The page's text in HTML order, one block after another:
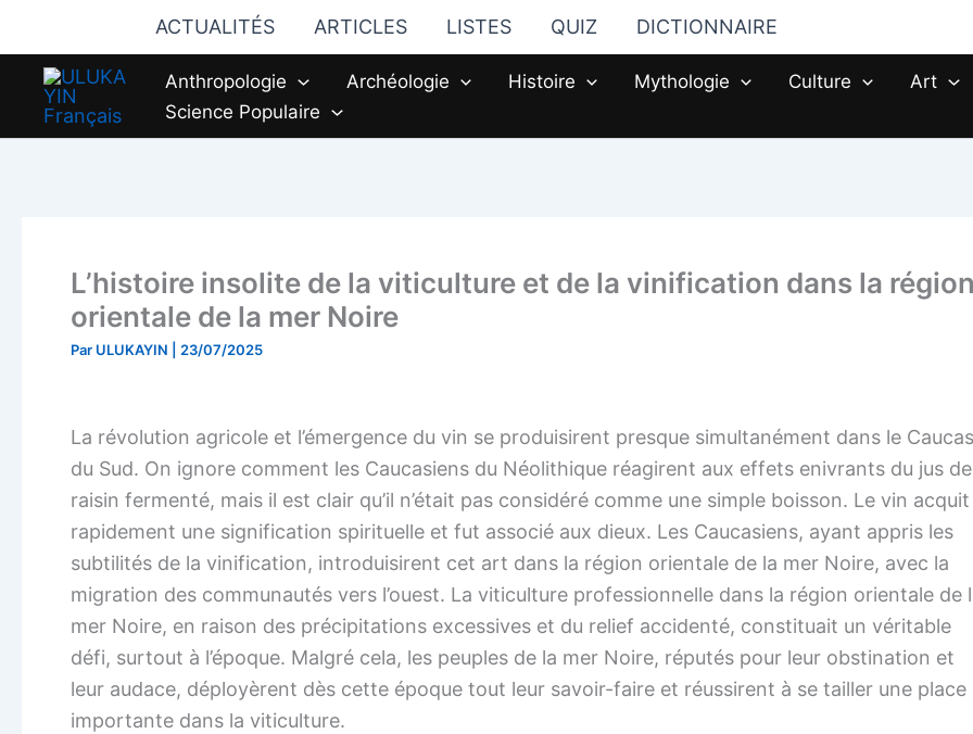
contenu
ACTUALITÉS ARTICLES LISTES QUIZ DICTIONNAIRE
Anthropologie Archéologie Histoire Mythologie Culture
Art
Science Populaire
L’histoire insolite de la viticulture et de la vinification dans la
orientale de la mer Noire
Par ULUKAYIN 23/07/2025
La révolution agricole et l’émergence du vin se produisirent presque simultanément dans le
du Sud. On ignore comment les Caucasiens du Néolithique réagirent aux effets enivrants du jus de
raisin fermenté, mais il est clair qu’il n’était pas considéré comme une simple boisson. Le vin acquit
rapidement une signification spirituelle et fut associé aux dieux. Les Caucasiens, ayant appris les
subtilités de la vinification, introduisirent cet art dans la région orientale de la mer Noire, avec la
migration des communautés vers l’ouest. La viticulture professionnelle dans la région orientale de
mer Noire, en raison des précipitations excessives et du relief accidenté, constituait un véritable
défi, surtout à l’époque. Malgré cela, les peuples de la mer Noire, réputés pour leur obstination et
leur audace, déployèrent dès cette époque tout leur savoir-faire et réussirent à se tailler une place
importante dans la viticulture.